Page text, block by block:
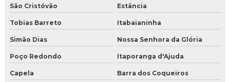
São Cristóvão Estância
Tobias Barreto Itabaianinha
Simão Dias Nossa Senhora da Glória
Poço Redondo Itaporanga d'Ajuda
Capela Barra dos Coqueiros